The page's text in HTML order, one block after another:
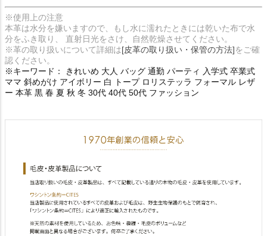
※使用上の注意
本革は水分を嫌いますので、もし水に濡れたときには乾いた布で水
分をふき取り、 直射日光をさけ、自然乾燥させてください。
※革の取り扱いについて詳細は[皮革の取り扱い・保管の方法]をご確
認ください。
※キーワード： きれいめ 大人 バッグ 通勤 パーティ 入学式 卒業式
ママ 斜めがけ アイボリー 白 トープ ロリステッラ フォーマル レザ
ー 本革 黒 春 夏 秋 冬 30代 40代 50代 ファッション